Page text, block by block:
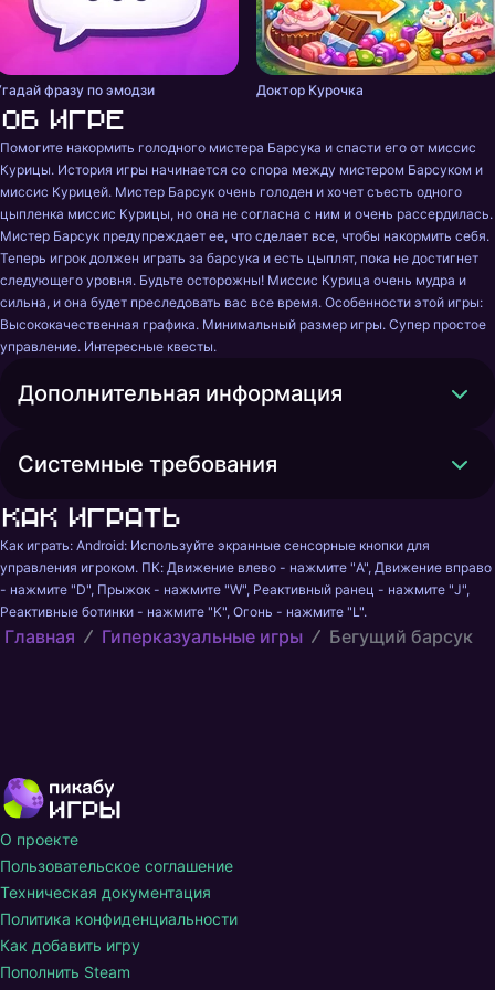
фразу по эмодзи Доктор Курочка
Об игре
Помогите накормить голодного мистера Барсука и спасти его от миссис
Курицы. История игры начинается со спора между мистером Барсуком и
миссис Курицей. Мистер Барсук очень голоден и хочет съесть одного
цыпленка миссис Курицы, но она не согласна с ним и очень рассердилась.
Мистер Барсук предупреждает ее, что сделает все, чтобы накормить себя.
Теперь игрок должен играть за барсука и есть цыплят, пока не достигнет
следующего уровня. Будьте осторожны! Миссис Курица очень мудра и
сильна, и она будет преследовать вас все время. Особенности этой игры:
Высококачественная графика. Минимальный размер игры. Супер простое
управление. Интересные квесты.
Дополнительная информация
Системные требования
Как играть
Как играть: Android: Используйте экранные сенсорные кнопки для
управления игроком. ПК: Движение влево - нажмите "A", Движение вправо
- нажмите "D", Прыжок - нажмите "W", Реактивный ранец - нажмите "J",
Реактивные ботинки - нажмите "K", Огонь - нажмите "L".
Главная Гиперказуальные игры Бегущий барсук
О проекте
Пользовательское соглашение
Техническая документация
Политика конфиденциальности
Как добавить игру
Пополнить Steam